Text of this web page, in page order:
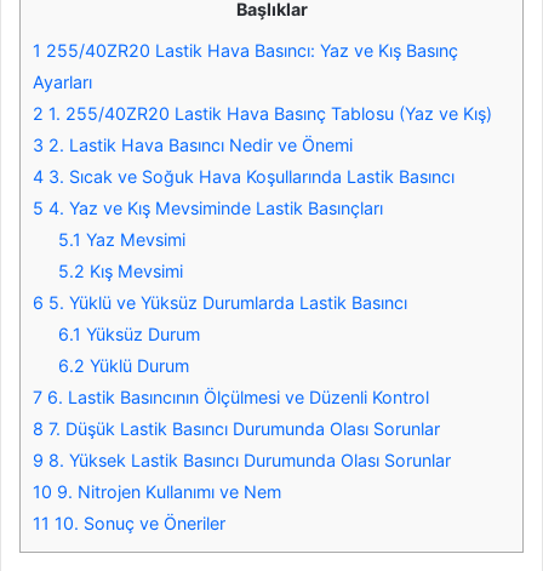
Başlıklar
1 255/40ZR20 Lastik Hava Basıncı: Yaz ve Kış Basınç
Ayarları
2 1. 255/40ZR20 Lastik Hava Basınç Tablosu (Yaz ve Kış)
3 2. Lastik Hava Basıncı Nedir ve Önemi
4 3. Sıcak ve Soğuk Hava Koşullarında Lastik Basıncı
5 4. Yaz ve Kış Mevsiminde Lastik Basınçları
5.1 Yaz Mevsimi
5.2 Kış Mevsimi
6 5. Yüklü ve Yüksüz Durumlarda Lastik Basıncı
6.1 Yüksüz Durum
6.2 Yüklü Durum
7 6. Lastik Basıncının Ölçülmesi ve Düzenli Kontrol
8 7. Düşük Lastik Basıncı Durumunda Olası Sorunlar
9 8. Yüksek Lastik Basıncı Durumunda Olası Sorunlar
10 9. Nitrojen Kullanımı ve Nem
11 10. Sonuç ve Öneriler